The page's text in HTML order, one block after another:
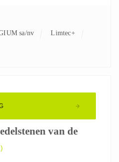
sa/nv Limtec+
van de